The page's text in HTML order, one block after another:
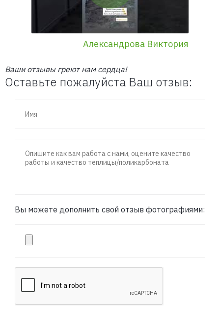
Александрова Виктория
Ваши отзывы греют нам сердца!
Оставьте пожалуйста Ваш отзыв:
Вы можете дополнить свой отзыв фотографиями: